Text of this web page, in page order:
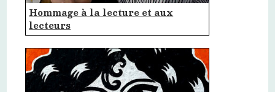
Hommage à la lecture et aux
lecteurs